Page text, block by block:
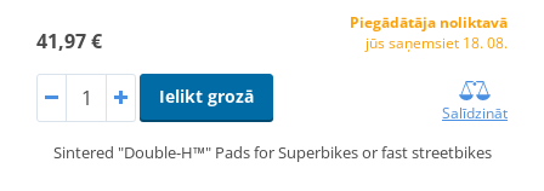
41,97 €
Piegādātāja noliktavā
jūs saņemsiet 18. 08.
Ielikt grozā
Salīdzināt
Sintered "Double-H™" Pads for Superbikes or fast streetbikes